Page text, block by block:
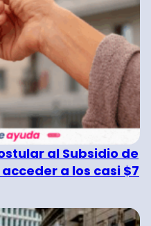
al Subsidio de
a los casi $7